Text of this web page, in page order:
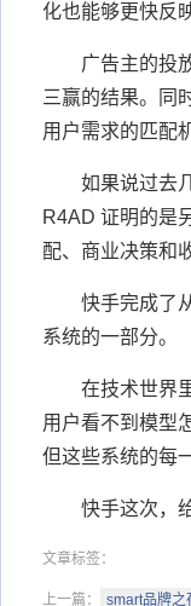
化也能够更快反
广告主的投
三赢的结果。同
用户需求的匹配
如果说过去
R4AD 证明的是
配、商业决策和
快手完成了
系统的一部分。
在技术世界
用户看不到模型
但这些系统的每
快手这次，
文章标签：
上一篇： smart品牌之